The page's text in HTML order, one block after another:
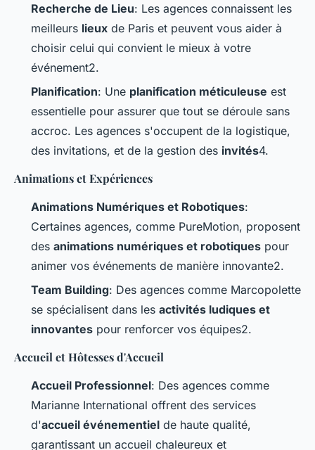
Recherche de Lieu: Les agences connaissent les
meilleurs lieux de Paris et peuvent vous aider à
choisir celui qui convient le mieux à votre
événement2.
Planification: Une planification méticuleuse est
essentielle pour assurer que tout se déroule sans
accroc. Les agences s'occupent de la logistique,
des invitations, et de la gestion des invités4.
Animations et Expériences
Animations Numériques et Robotiques:
Certaines agences, comme PureMotion, proposent
des animations numériques et robotiques pour
animer vos événements de manière innovante2.
Team Building: Des agences comme Marcopolette
se spécialisent dans les activités ludiques et
innovantes pour renforcer vos équipes2.
Accueil et Hôtesses d'Accueil
Accueil Professionnel: Des agences comme
Marianne International offrent des services
d'accueil événementiel de haute qualité,
garantissant un accueil chaleureux et